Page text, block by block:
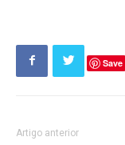
Save
Artigo anterior